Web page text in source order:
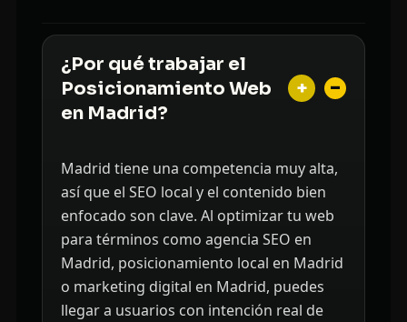
¿Por qué trabajar el
Posicionamiento Web
en Madrid?
+
Madrid tiene una competencia muy alta,
así que el SEO local y el contenido bien
enfocado son clave. Al optimizar tu web
para términos como agencia SEO en
Madrid, posicionamiento local en Madrid
o marketing digital en Madrid, puedes
llegar a usuarios con intención real de